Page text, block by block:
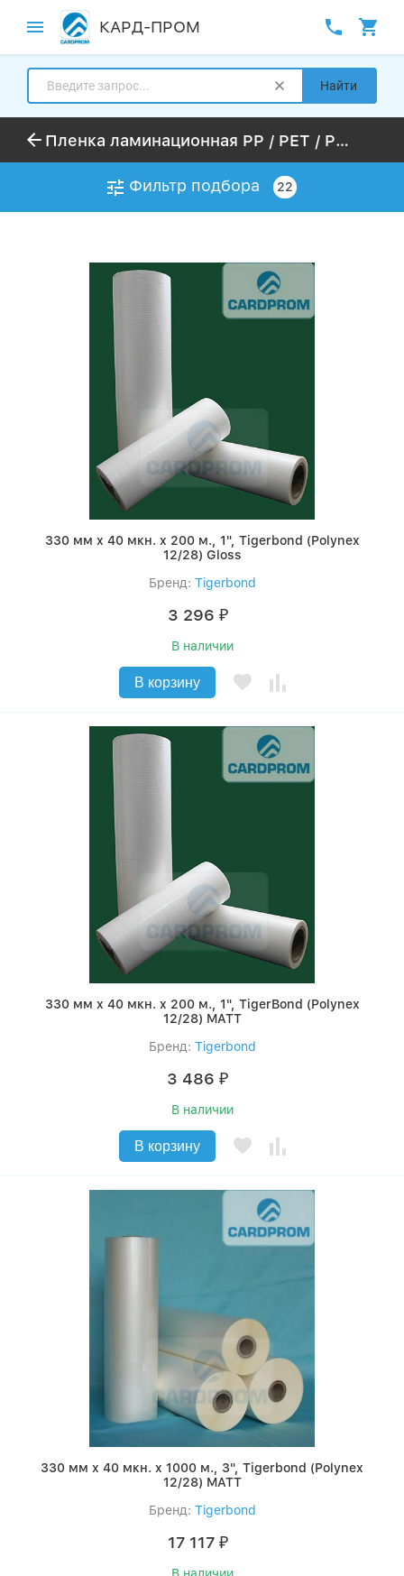
КАРД-ПРОМ
Найти
Пленка ламинационная PP / PET / PVC для цифровой печати, глянцевая, матовая, голографическая, вельвет, лен, песок, с уф защитой 40 мкр
Фильтр подбора 22
330 мм x 40 мкн. x 200 м., 1", Tigerbond (Polynex
12/28) Gloss
Бренд: Tigerbond
3 296 ₽
В наличии
В корзину
330 мм x 40 мкн. x 200 м., 1", TigerBond (Polynex
12/28) MATT
Бренд: Tigerbond
3 486 ₽
В наличии
В корзину
330 мм x 40 мкн. x 1000 м., 3", Tigerbond (Polynex
12/28) MATT
Бренд: Tigerbond
17 117 ₽